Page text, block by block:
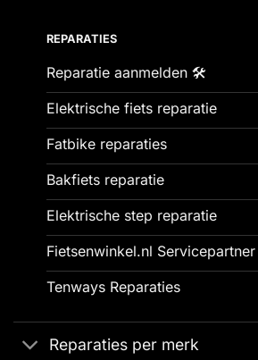
REPARATIES
Reparatie aanmelden 🛠️
Elektrische fiets reparatie
Fatbike reparaties
Bakfiets reparatie
Elektrische step reparatie
Fietsenwinkel.nl Servicepartner
Tenways Reparaties
Reparaties per merk